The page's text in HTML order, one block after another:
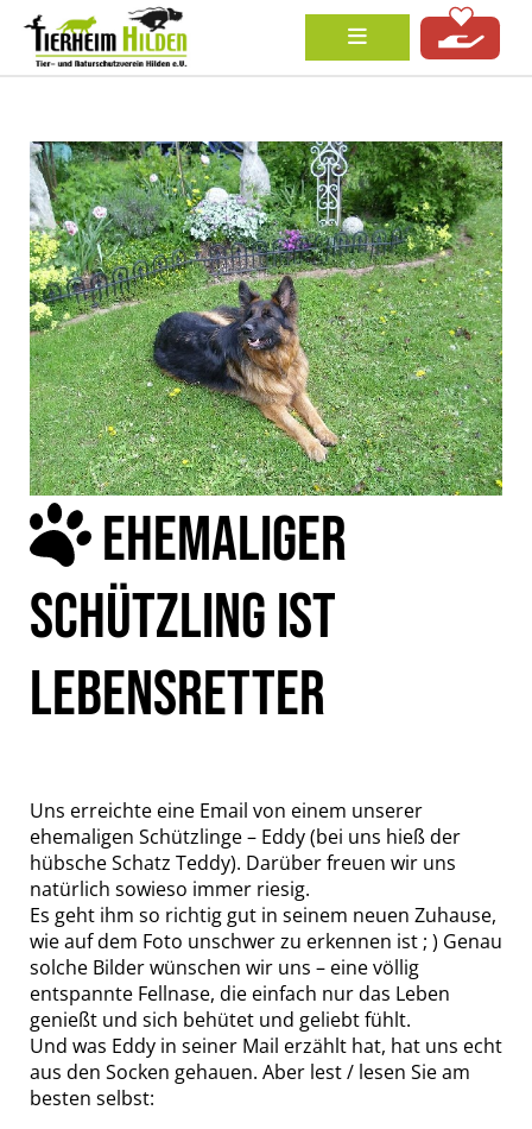
EHEMALIGER
SCHÜTZLING IST
LEBENSRETTER
Uns erreichte eine Email von einem unserer
ehemaligen Schützlinge – Eddy (bei uns hieß der
hübsche Schatz Teddy). Darüber freuen wir uns
natürlich sowieso immer riesig.
Es geht ihm so richtig gut in seinem neuen Zuhause,
wie auf dem Foto unschwer zu erkennen ist ; ) Genau
solche Bilder wünschen wir uns – eine völlig
entspannte Fellnase, die einfach nur das Leben
genießt und sich behütet und geliebt fühlt.
Und was Eddy in seiner Mail erzählt hat, hat uns echt
aus den Socken gehauen. Aber lest / lesen Sie am
besten selbst: